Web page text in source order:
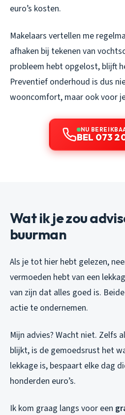
euro’s kosten.
Makelaars vertellen me
afhaken bij tekenen van
probleem hebt opgelost, blijft
Preventief onderhoud is dus
wooncomfort, maar ook voor
NU
BEL 073
Wat ik je zou
buurman
Als je tot hier hebt gelezen,
vermoeden hebt van een
van zijn dat alles goed is.
actie te ondernemen.
Mijn advies? Wacht niet. Zelfs
blijkt, is de gemoedsrust het
lekkage is, bespaart elke dag
honderden euro’s.
Ik kom graag langs voor een